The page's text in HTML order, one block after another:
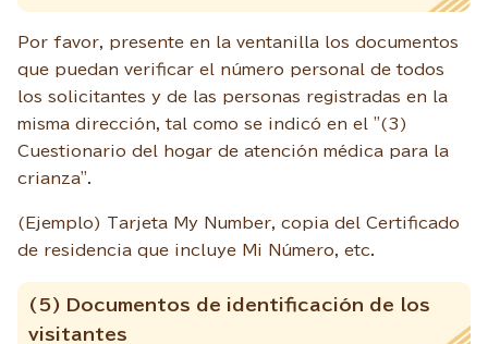
Por favor, presente en la ventanilla los documentos
que puedan verificar el número personal de todos
los solicitantes y de las personas registradas en la
misma dirección, tal como se indicó en el "(3)
Cuestionario del hogar de atención médica para la
crianza".
(Ejemplo) Tarjeta My Number, copia del Certificado
de residencia que incluye Mi Número, etc.
(5) Documentos de identificación de los
visitantes